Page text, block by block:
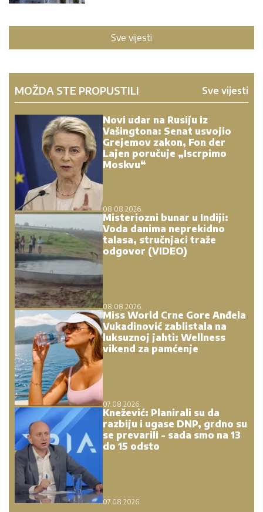
Sve vijesti
MOŽDA STE PROPUSTILI Sve vijesti
Novi udar na Rusiju iz
Vašingtona: Senat usvojio
Grejemov zakon, Fon der
Lajen poručuje „Iscrpimo
Moskvu“
08.08.2026.
Misteriozni bunar u Indiji:
Voda danima neprekidno
talasa, stručnjaci traže
odgovor (VIDEO)
08.08.2026.
Miss World Crne Gore Anđela
Vukadinović zablistala na
luksuznoj jahti: Wellness
vikend za pamćenje
07.08.2026.
Knežević: Planirali su da
razbiju i ugase DNP, grdno su
se prevarili - sada smo na 13
do 15 odsto
07.08.2026.